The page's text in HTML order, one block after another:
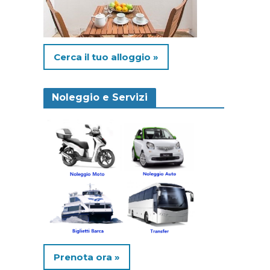
Cerca il tuo alloggio »
Noleggio e Servizi
Prenota ora »